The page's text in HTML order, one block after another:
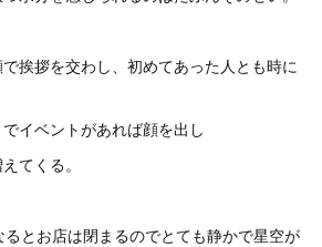
挨拶を交わし、初めてあった人とも時に
イベントがあれば顔を出し
てくる。
とお店は閉まるのでとても静かで星空が